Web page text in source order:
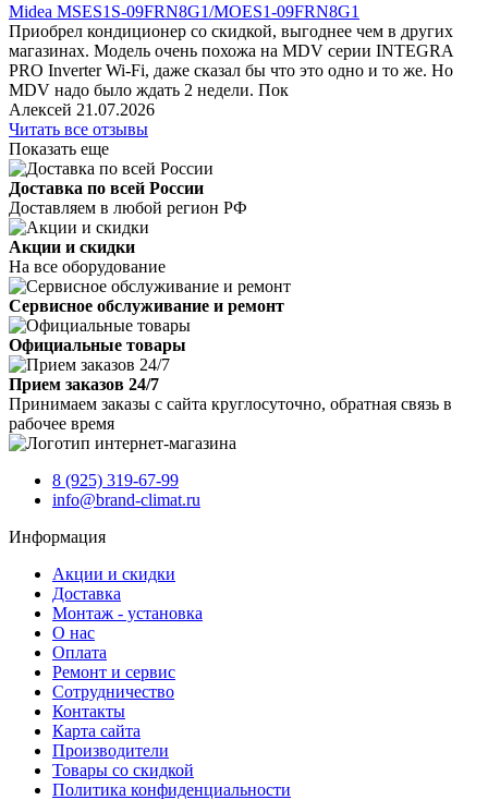
Midea MSES1S-09FRN8G1/MOES1-09FRN8G1
Приобрел кондиционер со скидкой, выгоднее чем в других
магазинах. Модель очень похожа на MDV серии INTEGRA
PRO Inverter Wi-Fi, даже сказал бы что это одно и то же. Но
MDV надо было ждать 2 недели. Пок
Алексей 21.07.2026
Читать все отзывы
Показать еще
Доставка по всей России
Доставляем в любой регион РФ
Акции и скидки
На все оборудование
Сервисное обслуживание и ремонт
Официальные товары
Прием заказов 24/7
Принимаем заказы с сайта круглосуточно, обратная связь в
рабочее время
8 (925) 319-67-99
info@brand-climat.ru
Информация
Акции и скидки
Доставка
Монтаж - установка
О нас
Оплата
Ремонт и сервис
Сотрудничество
Контакты
Карта сайта
Производители
Товары со скидкой
Политика конфиденциальности